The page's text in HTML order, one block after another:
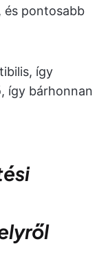
és pontosabb
így
így bárhonnan